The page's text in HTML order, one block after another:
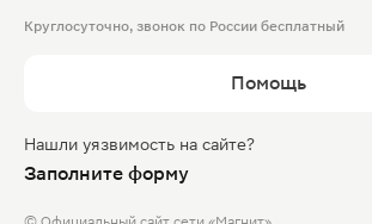
Круглосуточно, звонок по России бесплатный
Помощь
Нашли уязвимость на сайте?
Заполните форму